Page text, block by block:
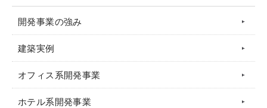
開発事業の強み
建築実例
オフィス系開発事業
ホテル系開発事業